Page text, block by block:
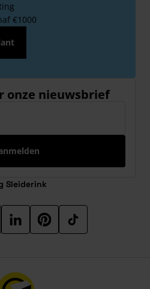
€1000
onze nieuwsbrief
Sleiderink